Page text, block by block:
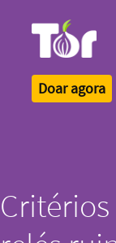
Doar agora